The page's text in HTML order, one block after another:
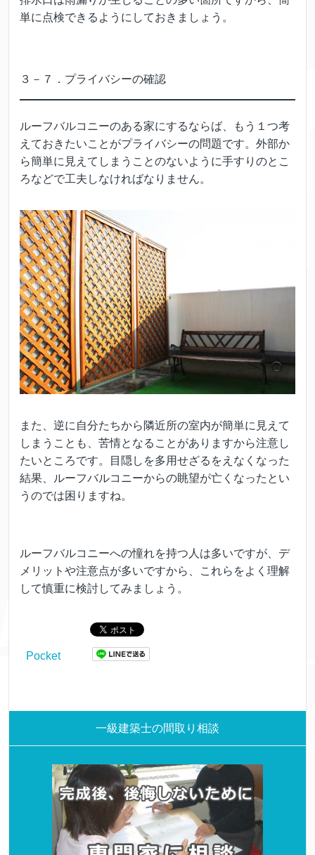
単に点検できるようにしておきましょう。
３－７．プライバシーの確認
ルーフバルコニーのある家にするならば、もう１つ考
えておきたいことがプライバシーの問題です。外部か
ら簡単に見えてしまうことのないように手すりのとこ
ろなどで工夫しなければなりません。
また、逆に自分たちから隣近所の室内が簡単に見えて
しまうことも、苦情となることがありますから注意し
たいところです。目隠しを多用せざるをえなくなった
結果、ルーフバルコニーからの眺望が亡くなったとい
うのでは困りますね。
ルーフバルコニーへの憧れを持つ人は多いですが、デ
メリットや注意点が多いですから、これらをよく理解
して慎重に検討してみましょう。
Pocket
一級建築士の間取り相談